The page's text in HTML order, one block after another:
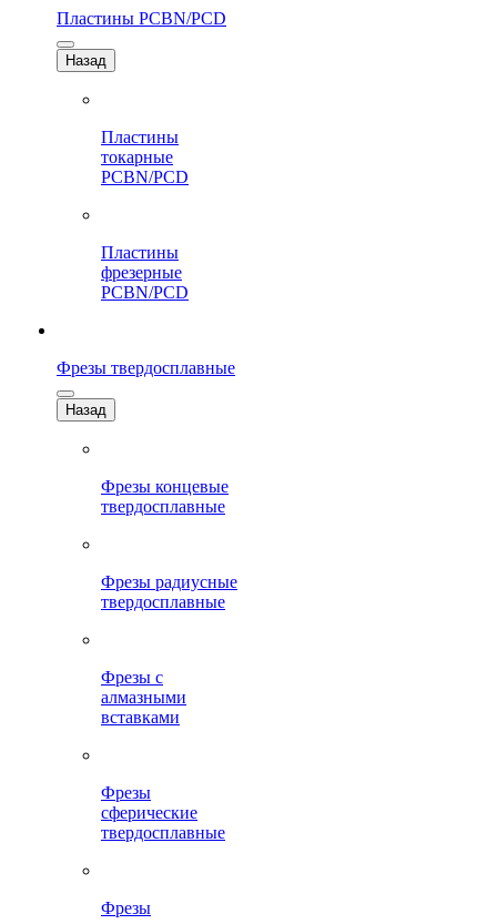
Пластины PCBN/PCD
Назад
Пластины
токарные
PCBN/PCD
Пластины
фрезерные
PCBN/PCD
Фрезы твердосплавные
Назад
Фрезы концевые
твердосплавные
Фрезы радиусные
твердосплавные
Фрезы с
алмазными
вставками
Фрезы
сферические
твердосплавные
Фрезы